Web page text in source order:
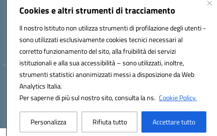
Cookies e altri strumenti di tracciamento
Il nostro Istituto non utilizza strumenti di profilazione degli utenti -
sono utilizzati esclusivamente cookies tecnici necessari al
corretto funzionamento del sito, alla fruibilità dei servizi
istituzionali e alla sua accessibilità – sono utilizzati, inoltre,
strumenti statistici anonimizzati messi a disposizione da Web
Analytics Italia.
Per saperne di più sul nostro sito, consulta la ns. Cookie Policy.
Personalizza Rifiuta tutto Accettare tutto
Codice fiscale: 93082010617
Codice Indice delle Pubbliche Amministrazioni (IPA): istsc_ceic87900q
Codice unico di fatturazione (CUF): UF44ZQ
Hosting & Powered by 3D Solution S.r.l.
Concept & Design by Designers Italia